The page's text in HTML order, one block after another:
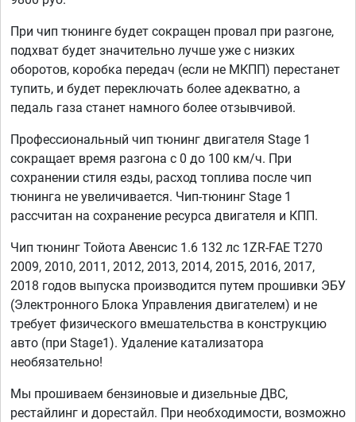
При чип тюнинге будет сокращен провал при разгоне,
подхват будет значительно лучше уже с низких
оборотов, коробка передач (если не МКПП) перестанет
тупить, и будет переключать более адекватно, а
педаль газа станет намного более отзывчивой.
Профессиональный чип тюнинг двигателя Stage 1
сокращает время разгона с 0 до 100 км/ч. При
сохранении стиля езды, расход топлива после чип
тюнинга не увеличивается. Чип-тюнинг Stage 1
рассчитан на сохранение ресурса двигателя и КПП.
Чип тюнинг Тойота Авенсис 1.6 132 лс 1ZR-FAE T270
2009, 2010, 2011, 2012, 2013, 2014, 2015, 2016, 2017,
2018 годов выпуска производится путем прошивки ЭБУ
(Электронного Блока Управления двигателем) и не
требует физического вмешательства в конструкцию
авто (при Stage1). Удаление катализатора
необязательно!
Мы прошиваем бензиновые и дизельные ДВС,
рестайлинг и дорестайл. При необходимости, возможно